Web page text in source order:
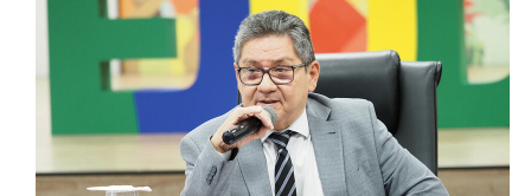
Responsabilidade Socioambiental
Comissão Permanente de Acessibilidade e Inclusão
Escola Judicial
Programa Trabalho Seguro
Coordenadoria de Saúde